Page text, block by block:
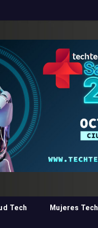
Tech Mujeres Tech